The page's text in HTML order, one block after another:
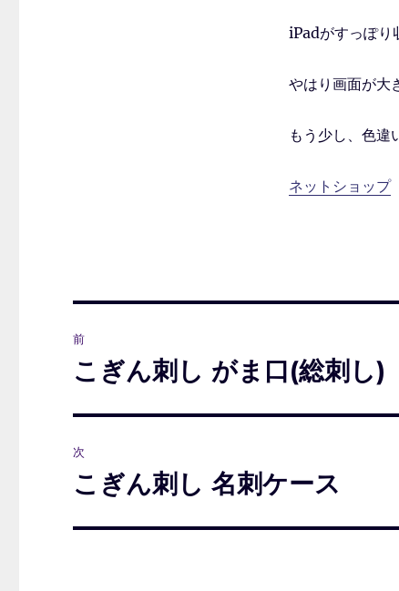
iPadがすっぽり
やはり画面が大
もう少し、色違
ネットショップ
稿
ゲ
前
前
投
稿:
こぎん刺し がま口(総刺し)
次
次
投
こぎん刺し 名刺ケース